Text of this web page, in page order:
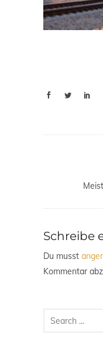
Schreibe
Du musst
Kommentar